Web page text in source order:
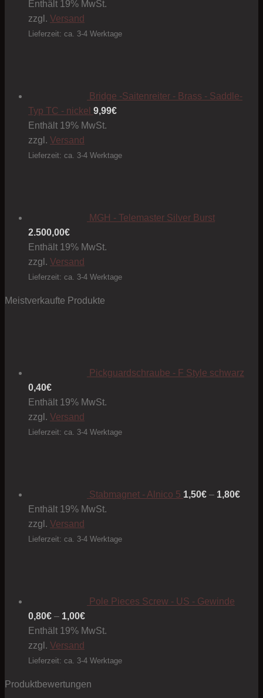
Optionen
können
werden
Enthält 19% MwSt.
zzgl. Versand
Lieferzeit: ca. 3-4 Werktage
Bridge -Saitenreiter - Brass - Saddle-
Typ TC - nickel 9,99€
Enthält 19% MwSt.
zzgl. Versand
Lieferzeit: ca. 3-4 Werktage
MGH - Telemaster Silver Burst
2.500,00€
Enthält 19% MwSt.
zzgl. Versand
Lieferzeit: ca. 3-4 Werktage
Meistverkaufte Produkte
Pickguardschraube - F Style schwarz
0,40€
Enthält 19% MwSt.
zzgl. Versand
Lieferzeit: ca. 3-4 Werktage
Stabmagnet - Alnico 5 1,50€ – 1,80€1,80€
Enthält 19% MwSt.
zzgl. Versand
Lieferzeit: ca. 3-4 Werktage
Pole Pieces Screw - US - Gewinde
0,80€ – 1,00€Preisspanne:
0,80€
1,00€
Enthält 19% MwSt.
zzgl. Versand
Lieferzeit: ca. 3-4 Werktage
Produktbewertungen